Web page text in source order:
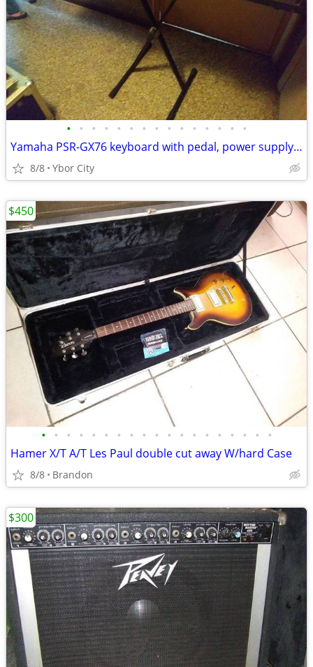
• • • • • • • • • • • • • • •
Yamaha PSR-GX76 keyboard with pedal, power supply & stand
8/8 Ybor City
• • • • • • • • • • • • • • • • • • •
Hamer X/T A/T Les Paul double cut away W/hard Case
8/8 Brandon
$450
$300